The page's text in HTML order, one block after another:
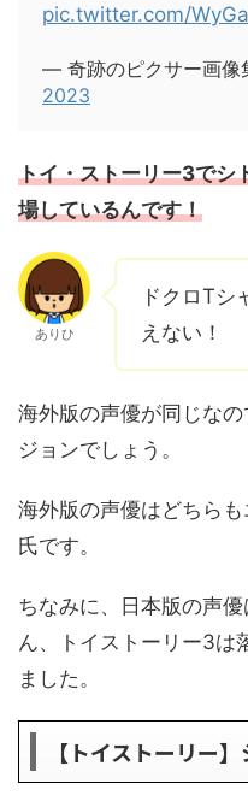
pic.twitter.com/
— 奇跡のピクサー画
2023
トイ・ストーリー3でシ
場しているんです！
ありひ
ドクロTシ
えない！
海外版の声優が同じな
ジョンでしょう。
海外版の声優はどちら
氏です。
ちなみに、日本版の声
ん、トイストーリー3は
ました。
【トイストーリー